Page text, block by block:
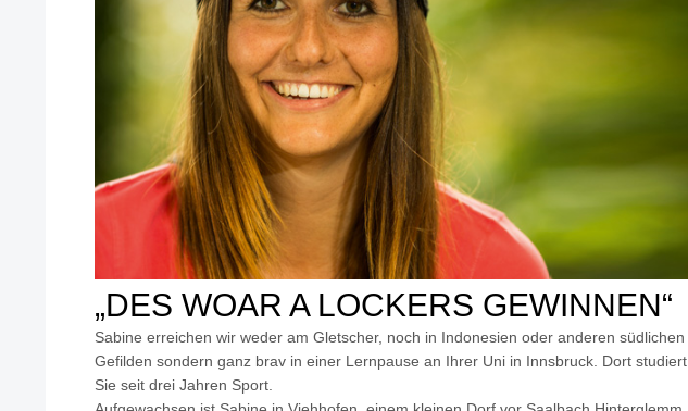
„DES WOAR A LOCKERS GEWINNEN“
Sabine erreichen wir weder am Gletscher, noch in Indonesien oder anderen südlichen
Gefilden sondern ganz brav in einer Lernpause an Ihrer Uni in Innsbruck. Dort studiert
Sie seit drei Jahren Sport.